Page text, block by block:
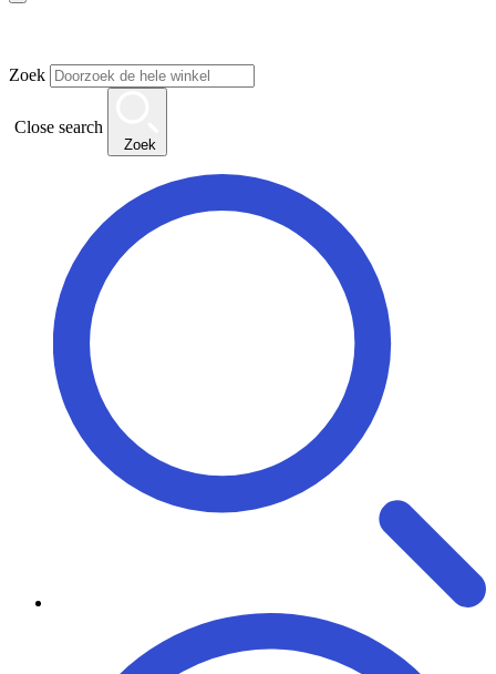
Zoek
Close search
Zoek